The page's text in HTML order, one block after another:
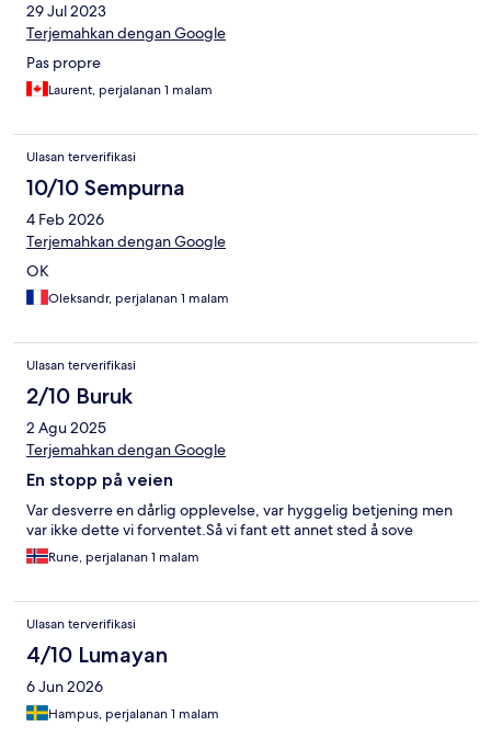
29 Jul 2023
Terjemahkan dengan Google
Pas propre
Laurent, perjalanan 1 malam
Ulasan terverifikasi
10/10 Sempurna
4 Feb 2026
Terjemahkan dengan Google
OK
Oleksandr, perjalanan 1 malam
Ulasan terverifikasi
2/10 Buruk
2 Agu 2025
Terjemahkan dengan Google
En stopp på veien
Var desverre en dårlig opplevelse, var hyggelig betjening men
var ikke dette vi forventet.Så vi fant ett annet sted å sove
Rune, perjalanan 1 malam
Ulasan terverifikasi
4/10 Lumayan
6 Jun 2026
Hampus, perjalanan 1 malam